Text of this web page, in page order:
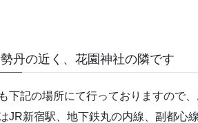
丹の近く、花園神社の隣です
下記の場所にて行っておりますので
JR新宿駅、地下鉄丸の内線、副都心